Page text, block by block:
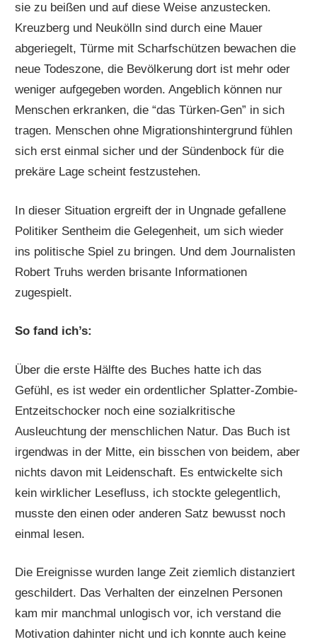
sie zu beißen und auf diese Weise anzustecken.
Kreuzberg und Neukölln sind durch eine Mauer
abgeriegelt, Türme mit Scharfschützen bewachen die
neue Todeszone, die Bevölkerung dort ist mehr oder
weniger aufgegeben worden. Angeblich können nur
Menschen erkranken, die “das Türken-Gen” in sich
tragen. Menschen ohne Migrationshintergrund fühlen
sich erst einmal sicher und der Sündenbock für die
prekäre Lage scheint festzustehen.
In dieser Situation ergreift der in Ungnade gefallene
Politiker Sentheim die Gelegenheit, um sich wieder
ins politische Spiel zu bringen. Und dem Journalisten
Robert Truhs werden brisante Informationen
zugespielt.
So fand ich’s:
Über die erste Hälfte des Buches hatte ich das
Gefühl, es ist weder ein ordentlicher Splatter-Zombie-
Entzeitschocker noch eine sozialkritische
Ausleuchtung der menschlichen Natur. Das Buch ist
irgendwas in der Mitte, ein bisschen von beidem, aber
nichts davon mit Leidenschaft. Es entwickelte sich
kein wirklicher Lesefluss, ich stockte gelegentlich,
musste den einen oder anderen Satz bewusst noch
einmal lesen.
Die Ereignisse wurden lange Zeit ziemlich distanziert
geschildert. Das Verhalten der einzelnen Personen
kam mir manchmal unlogisch vor, ich verstand die
Motivation dahinter nicht und ich konnte auch keine